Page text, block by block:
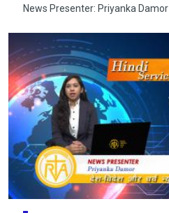
News Presenter: Priyanka Damor